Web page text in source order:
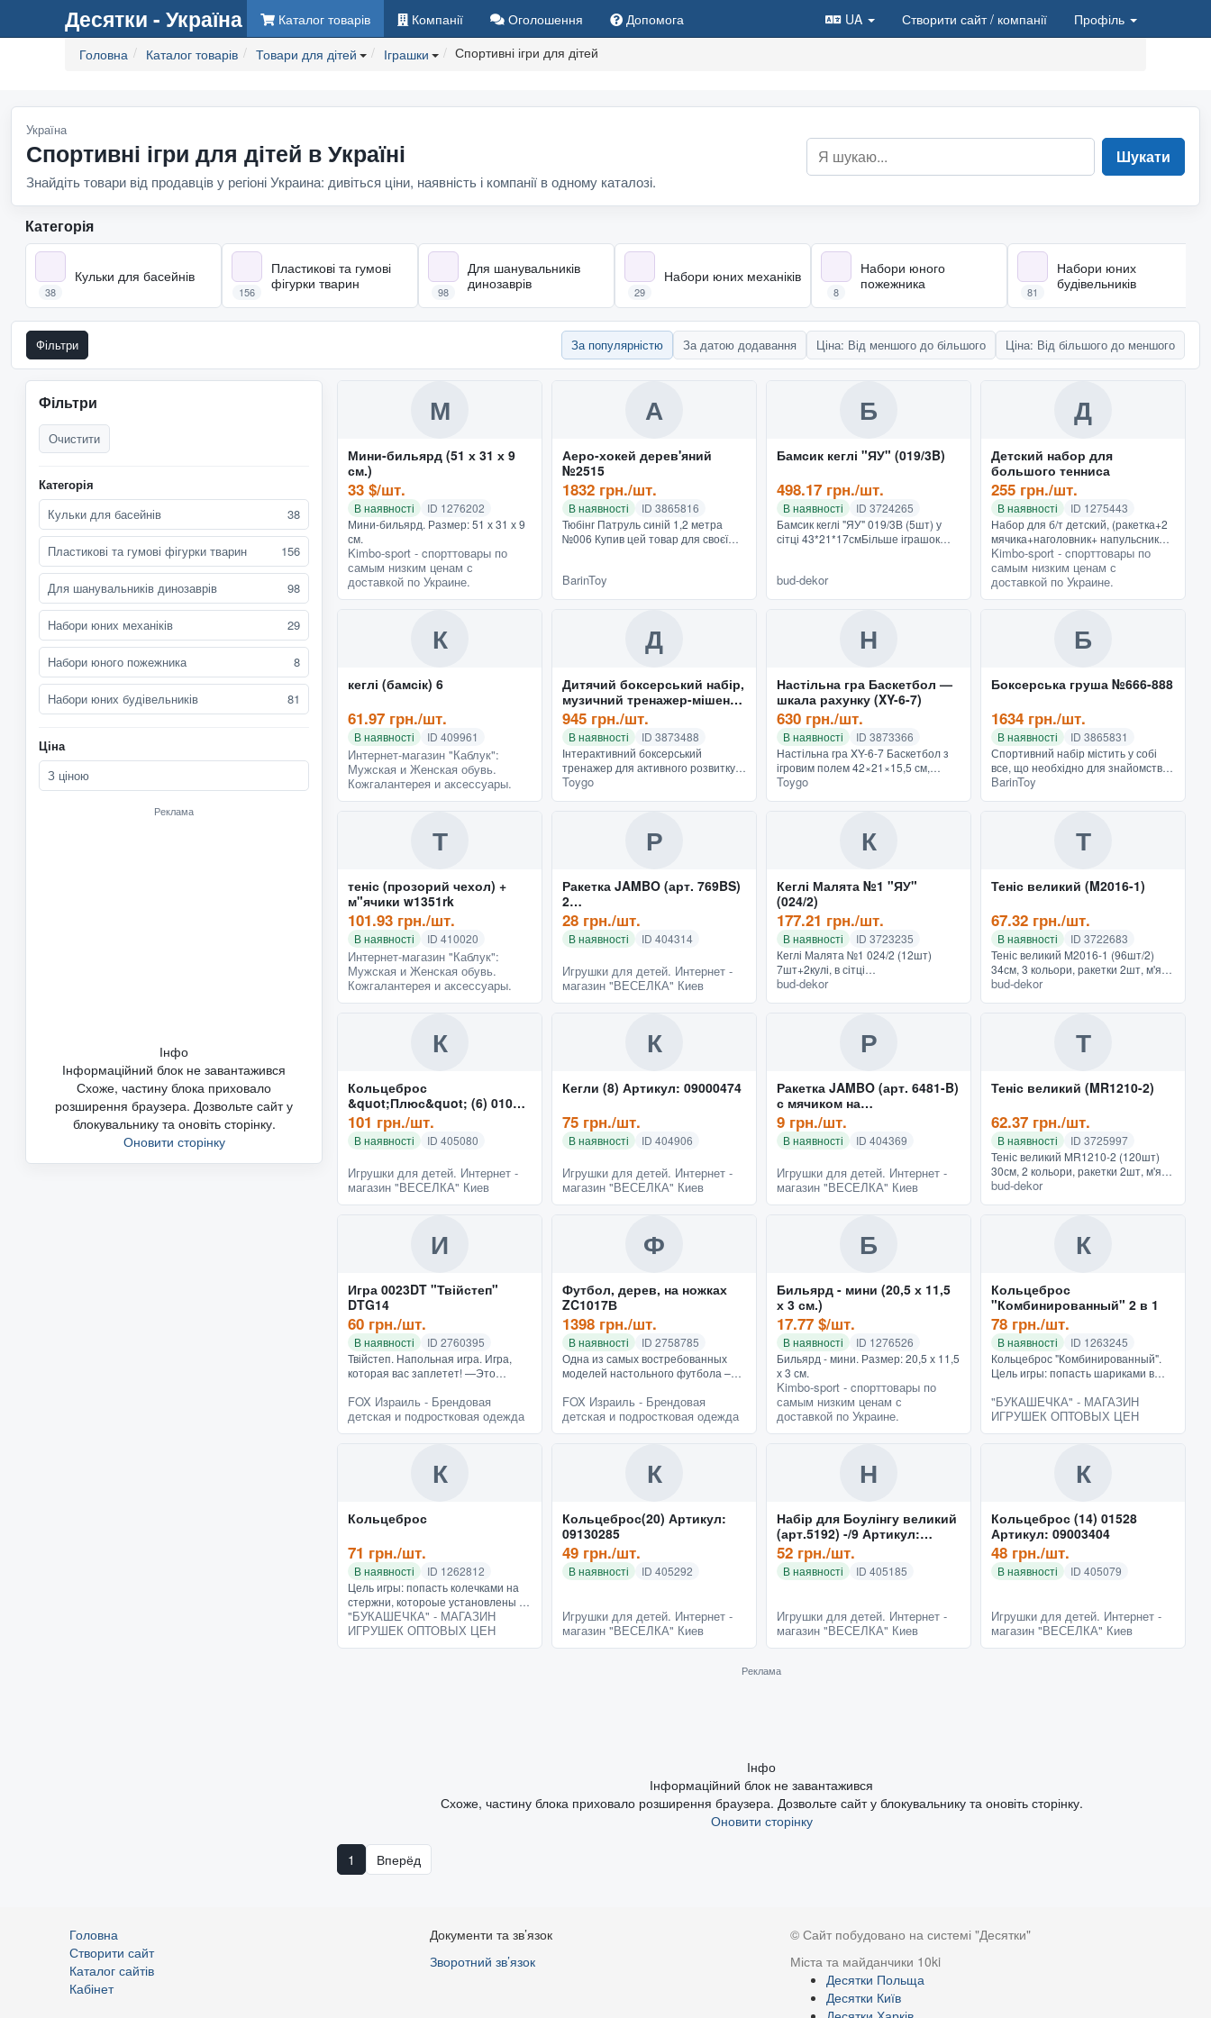
Десятки - Україна Каталог товарів Компанії Оголошення Допомога UA Створити сайт/ компанії
Профіль
Головна
Каталог товарів Товари для дітей Іграшки Спортивні ігри для дітей
Україна
Спортивні ігри для дітей в Україні
Знайдіть товари від продавців у регіоні Украина: дивіться ціни, наявність і компанії в одному каталозі.
Шукати
Категорія
Кульки для басейнів
38
Пластикові та гумові
фігурки тварин
156
Для шанувальників
динозаврів
98
Набори юних механіків
29
Набори юного
пожежника
8
Набори юних
будівельників
81
Фільтри За популярністю За датою додавання Ціна: Від меншого до більшого Ціна: Від більшого до меншого
Фільтри
Очистити
Категорія
Кульки для басейнів
38
Пластикові та гумові фігурки тварин 156
Для шанувальників динозаврів 98
Набори юних механіків 29
Набори юного пожежника 8
Набори юних будівельників 81
Ціна
З ціною
Реклама
Інфо
Інформаційний блок не завантажився
Схоже, частину блока приховало
розширення браузера. Дозвольте сайт у
блокувальнику та оновіть сторінку.
Оновити сторінку
М
Мини-бильярд (51 х 31 х 9
см.)
33 $/шт.
В наявності
ID 1276202
Мини-бильярд. Размер: 51 х 31 х 9
см.
Kimbo-sport - cпорттовары по
самым низким ценам с
доставкой по Украине.
А
Аеро-хокей дерев'яний
№2515
1832 грн./шт.
В наявності
ID 3865816
Тюбінг Патруль синій 1,2 метра
№006 Купив цей товар для своєї
дуже міцний.. Докладні...
BarinToy
Б
Бамсик кеглі "ЯУ" (019/3B)
498.17 грн./шт.
В наявності
ID 3724265
Бамсик кеглі "ЯУ" 019/3В (5шт) у
сітці 43*21*17смБільше іграшок
bud-dekor
Д
Детский набор для
большого тенниса
255 грн./шт.
В наявності
ID 1275443
Набор для б/т детский, (ракетка+2
мячика+наголовник+ напульсники),
пластик в слюде . 909
Характеристики Возрастная группа
Детская
Kimbo-sport - cпорттовары по
самым низким ценам с
доставкой по Украине.
К
кеглі (бамсік) 6
61.97 грн./шт.
В наявності ID 409961
Интернет-магазин "Каблук":
Мужская и Женская обувь.
Кожгалантерея и аксессуары.
Д
Дитячий боксерський набір,
музичний тренажер-мішень
з Bluetooth 6 цілей та
боксерські рукавички
945 грн./шт.
В наявності
ID 3873488
Інтерактивний боксерський
тренажер для активного розвитку
дитини Цей інноваційний ігровий
Toygo
Н
Настільна гра Баскетбол —
шкала рахунку (XY-6-7)
630 грн./шт.
В наявності
ID 3873366
Настільна гра XY-6-7 Баскетбол з
ігровим полем 42×21×15,5 см,
шкалою рахунку — чудовий варіант
Toygo
Б
Боксерська груша №666-888
1634 грн./шт.
В наявності
ID 3865831
Спортивний набір містить у собі
все, що необхідно для знайомства
малюка з боксом. Юний боксер
BarinToy
Т
теніс (прозорий чехол) +
м"ячики w1351rk
101.93 грн./шт.
В наявності ID 410020
Интернет-магазин "Каблук":
Мужская и Женская обувь.
Кожгалантерея и аксессуары.
Р
Ракетка JAMBO (арт. 769BS)
2
мячика,пластик,сетка,27x15x
2cm Артикул: 07000769
28 грн./шт.
В наявності ID 404314
Игрушки для детей. Интернет -
магазин "ВЕСЕЛКА" Киев
К
Кеглі Малята №1 "ЯУ"
(024/2)
177.21 грн./шт.
В наявності
ID 3723235
Кеглі Малята №1 024/2 (12шт)
7шт+2кулі, в сітці
23*23*19смБільше іграшок дивіться
bud-dekor
Т
Теніс великий (M2016-1)
67.32 грн./шт.
В наявності
ID 3722683
Теніс великий M2016-1 (96шт/2)
34см, 3 кольори, ракетки 2шт, м'яч,
воланчик, в пакеті
bud-dekor
К
Кольцеброс
&quot;Плюс&quot; (6) 01075
Артикул: 09003411
101 грн./шт.
В наявності ID 405080
Игрушки для детей. Интернет -
магазин "ВЕСЕЛКА" Киев
К
Кегли (8) Артикул: 09000474
75 грн./шт.
В наявності ID 404906
Игрушки для детей. Интернет -
магазин "ВЕСЕЛКА" Киев
Р
Ракетка JAMBO (арт. 6481-B)
с мячиком на
веревке,23x11x0.5cm
Артикул: 07006481
9 грн./шт.
В наявності ID 404369
Игрушки для детей. Интернет -
магазин "ВЕСЕЛКА" Киев
Т
Теніс великий (MR1210-2)
62.37 грн./шт.
В наявності
ID 3725997
Теніс великий MR1210-2 (120шт)
30см, 2 кольори, ракетки 2шт, м'яч,
воланчик, в пакеті
bud-dekor
И
Игра 0023DT "Твійстеп"
DTG14
60 грн./шт.
В наявності
ID 2760395
Твійстеп. Напольная игра. Игра,
которая вас заплетет! —Это
Никаких кубиков и фишек! Это
веселая, подвижная игра для ак...
FOX Израиль - Брендовая
детская и подростковая одежда
Ф
Футбол, дерев, на ножках
ZC1017В
1398 грн./шт.
В наявності
ID 2758785
Одна из самых востребованных
моделей настольного футбола –
игровой стол, как в
развлекательных центрах,
специально ребя...
FOX Израиль - Брендовая
детская и подростковая одежда
Б
Бильярд - мини (20,5 х 11,5
х 3 см.)
17.77 $/шт.
В наявності
ID 1276526
Бильярд - мини. Размер: 20,5 х 11,5
х 3 см.
Kimbo-sport - cпорттовары по
самым низким ценам с
доставкой по Украине.
К
Кольцеброс
"Комбинированный" 2 в 1
78 грн./шт.
В наявності
ID 1263245
Кольцеброс "Комбинированный".
Цель игры: попасть шариками в
и набрать больше баллов чем
соперник. Упаковка: Паке...
"БУКАШЕЧКА" - МАГАЗИН
ИГРУШЕК ОПТОВЫХ ЦЕН
К
Кольцеброс
71 грн./шт.
В наявності
ID 1262812
Цель игры: попасть колечками на
стержни, котороые установлены на
специальной конструкции. Бренд:
Toys Plast
"БУКАШЕЧКА" - МАГАЗИН
ИГРУШЕК ОПТОВЫХ ЦЕН
К
Кольцеброс(20) Артикул:
09130285
49 грн./шт.
В наявності ID 405292
Игрушки для детей. Интернет -
магазин "ВЕСЕЛКА" Киев
Н
Набір для Боулінгу великий
(арт.5192) -/9 Артикул:
09005192
52 грн./шт.
В наявності ID 405185
Игрушки для детей. Интернет -
магазин "ВЕСЕЛКА" Киев
К
Кольцеброс (14) 01528
Артикул: 09003404
48 грн./шт.
В наявності ID 405079
Игрушки для детей. Интернет -
магазин "ВЕСЕЛКА" Киев
Реклама
Інфо
Інформаційний блок не завантажився
Схоже, частину блока приховало розширення браузера. Дозвольте сайт у блокувальнику та оновіть сторінку.
Оновити сторінку
1 Вперёд
Головна
Створити сайт
Каталог сайтів
Кабінет
Документи та зв’язок
Зворотний зв’язок
© Сайт побудовано на системі "Десятки"
Міста та майданчики 10ki
Десятки Польща
Десятки Київ